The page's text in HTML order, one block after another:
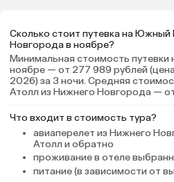
черепахам, есть джет-ски.
Скучать было некогда! Номер
чистый, комфортный, полностью
оснащен всем, ежедневная
уборка и смена полотенец.
сам небольшой поклонник
азиатской кухни, но голодать не
приходилось. Почему-то
официанты были не такие
Сколько стоит путевка на
Новгорода в ноябре?
Минимальная стоимость путевки
ноябре — от 277 989 рублей
2026) за 3 ночи. Средняя
Атолл из Нижнего Новгорода —
Что входит в стоимость тура?
авиаперелет из Нижнего
Атолл и обратно
проживание в отеле
питание (в зависимости от